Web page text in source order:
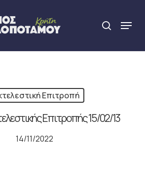
search
Menu
Επιτροπή
Επιτροπής 15/02/13
14/11/2022
Close